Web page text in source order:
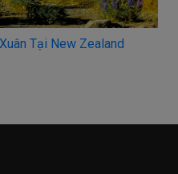
Tại New Zealand